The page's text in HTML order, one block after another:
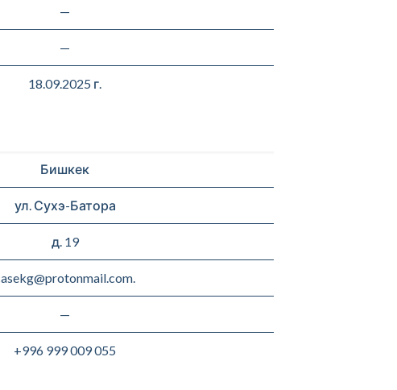
—
—
18.09.2025 г.
Бишкек
ул. Сухэ-Батора
д. 19
—
+996 999 009 055